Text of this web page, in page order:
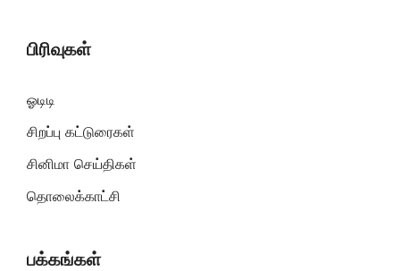
பிரிவுகள்
ஓடிடி
சிறப்பு கட்டுரைகள்
சினிமா செய்திகள்
தொலைக்காட்சி
பக்கங்கள்